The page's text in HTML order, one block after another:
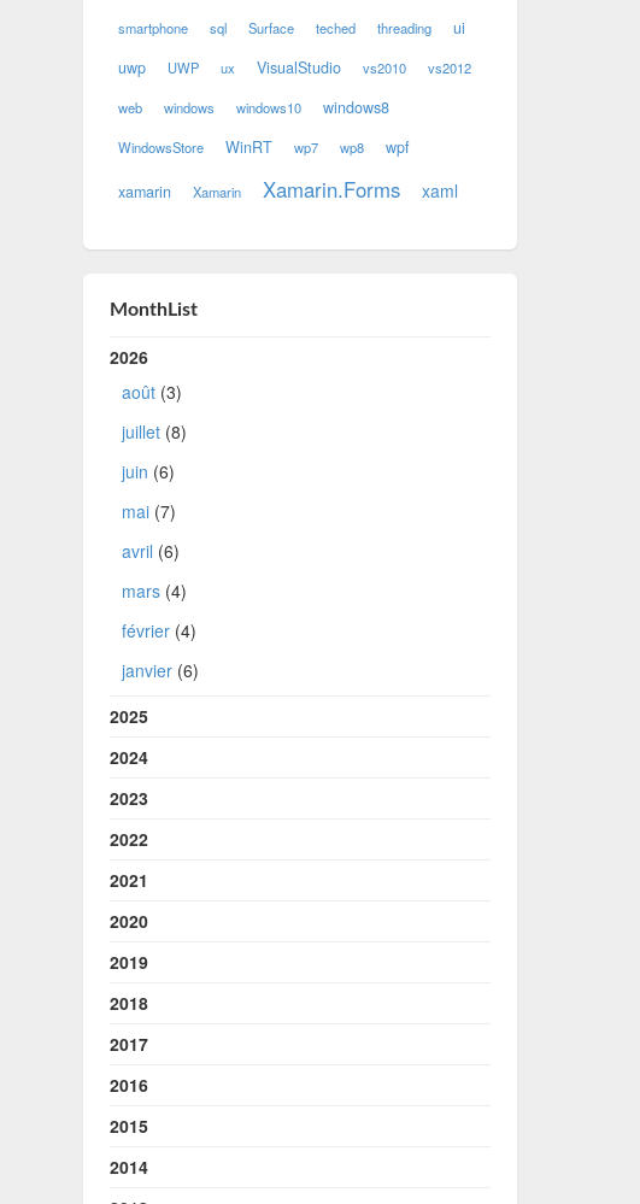
smartphone sql Surface teched threading
ui
uwp
UWP ux VisualStudio vs2010 vs2012
web windows windows10 windows8
WindowsStore WinRT wp7 wp8 wpf
xamarin Xamarin Xamarin.Forms xaml
MonthList
2026
août(3)
juillet(8)
juin (6)
mai(7)
avril (6)
mars(4)
février(4)
janvier(6)
2025
2024
2023
2022
2021
2020
2019
2018
2017
2016
2015
2014